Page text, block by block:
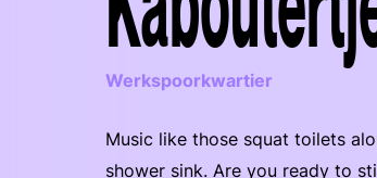
Werkspoorkwartier
Music like those squat toilets
shower sink. Are you ready to